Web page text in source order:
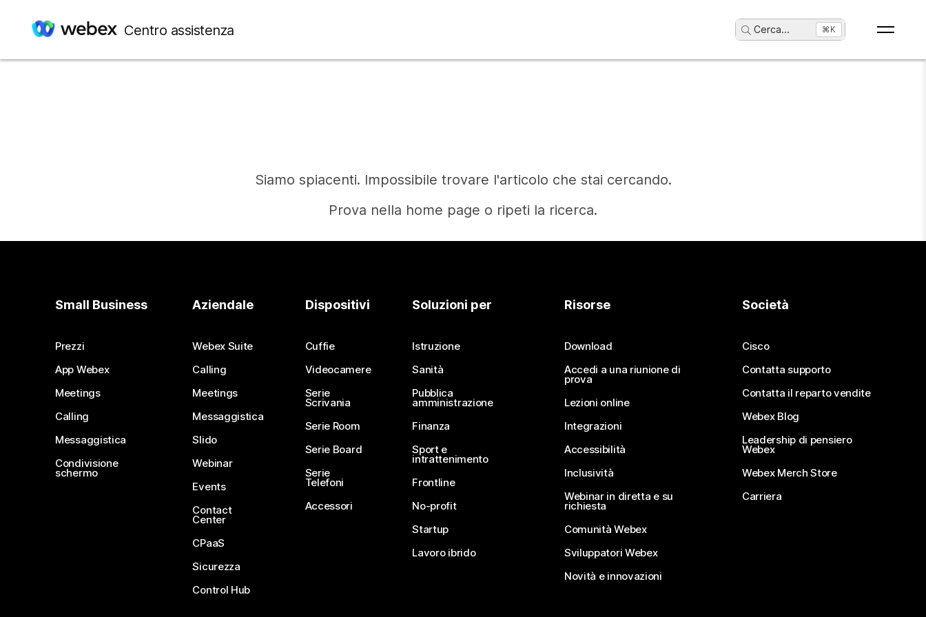
Centro assistenza Cerca... ⌘K
Siamo spiacenti. Impossibile trovare l'articolo che stai cercando.
Prova nella home page o ripeti la ricerca.
Occorre una risposta?
Invia una domanda
Small Business
Prezzi
App Webex
Meetings
Calling
Messaggistica
Condivisione
schermo
Aziendale
Webex Suite
Calling
Meetings
Messaggistica
Slido
Webinar
Events
Contact
Center
CPaaS
Sicurezza
Control Hub
Dispositivi
Cuffie
Videocamere
Serie
Scrivania
Serie Room
Serie Board
Serie
Telefoni
Accessori
Soluzioni per
Istruzione
Sanità
Pubblica
amministrazione
Finanza
Sport e
intrattenimento
Frontline
No-profit
Startup
Lavoro ibrido
Risorse
Download
Accedi a una riunione di
prova
Lezioni online
Integrazioni
Accessibilità
Inclusività
Webinar in diretta e su
richiesta
Comunità Webex
Sviluppatori Webex
Novità e innovazioni
Società
Cisco
Contatta supporto
Contatta il reparto vendite
Webex Blog
Leadership di pensiero
Webex
Webex Merch Store
Carriera